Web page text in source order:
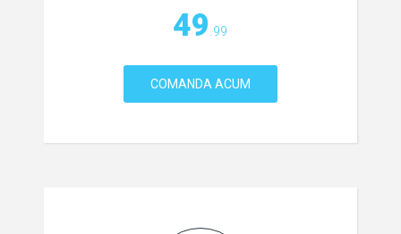
49 .99
COMANDA ACUM